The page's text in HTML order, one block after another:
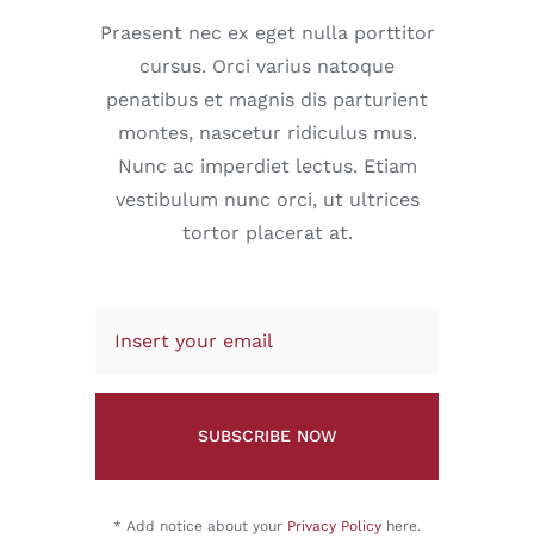
Praesent nec ex eget nulla porttitor
cursus. Orci varius natoque
penatibus et magnis dis parturient
montes, nascetur ridiculus mus.
Nunc ac imperdiet lectus. Etiam
vestibulum nunc orci, ut ultrices
tortor placerat at.
SUBSCRIBE NOW
* Add notice about your Privacy Policy here.